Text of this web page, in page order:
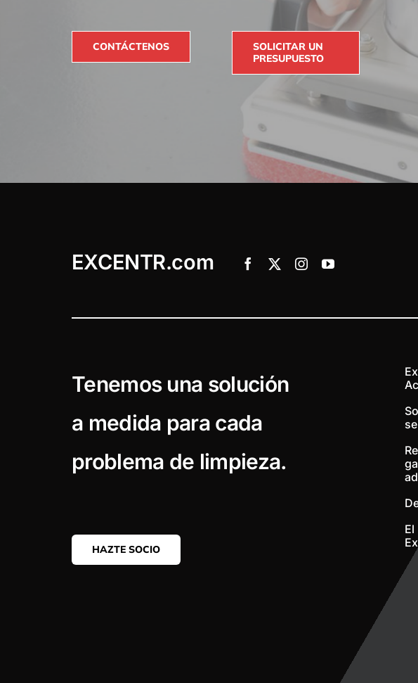
CONTÁCTENOS
SOLICITAR UN
PRESUPUESTO
EXCENTR.com
Tenemos una solución
a medida para cada
problema de limpieza.
HAZTE SOCIO
El